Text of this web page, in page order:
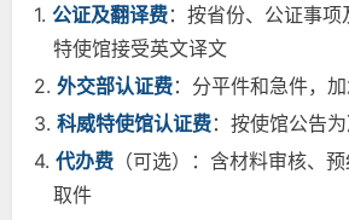
1. 公证及翻译费：按省份、公证事
特使馆接受英文译文
2. 外交部认证费：分平件和急件，
3. 科威特使馆认证费：按使馆公告
4. 代办费 （可选）：含材料审核、
取件